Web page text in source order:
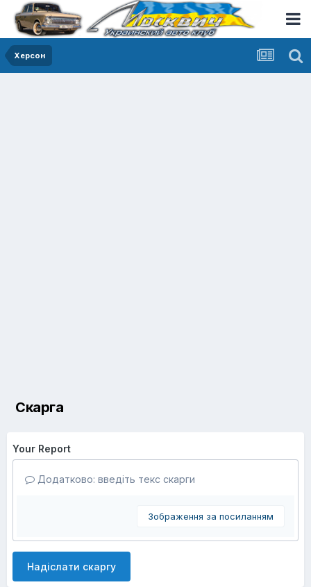
Херсон
Скарга
Your Report
Додатково: введіть текс скарги
Зображення за посиланням
Надіслати скаргу